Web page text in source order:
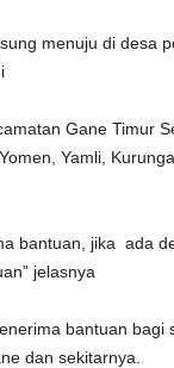
menuju di desa
Gane Timur
Yamli,
bantuan, jika ada
jelasnya
bantuan bagi
dan sekitarnya.